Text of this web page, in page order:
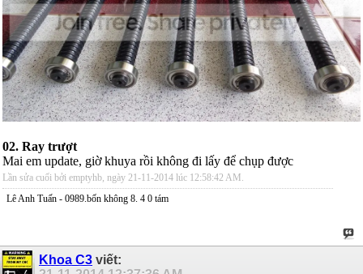
02. Ray trượt
Mai em update, giờ khuya rồi không đi lấy để chụp được
Lần sửa cuối bởi emptyhb, ngày 21-11-2014 lúc 12:58:42 AM
Lê Anh Tuấn - 0989.bốn không 8. 4 0 tám
Khoa C3 viết: